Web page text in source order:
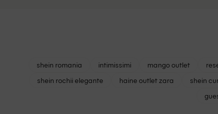
shein romania intimissimi mango outlet
shein rochii elegante
haine outlet zara shein